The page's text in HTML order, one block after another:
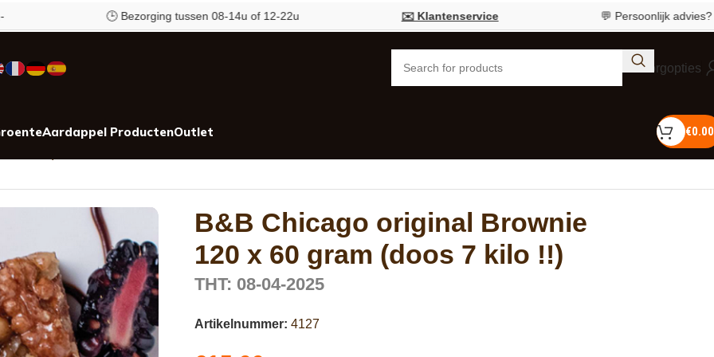
🕒 Bezorging tussen 08-14u of 12-22u ✉️ Klantenservice 💬 Persoonlijk advies?Bel
Bezorgopties
Aardappel ProductenOutlet €0.00
B&B Chicago original Brownie
120 x 60 gram (doos 7 kilo !!)
THT: 08-04-2025
Artikelnummer: 4127